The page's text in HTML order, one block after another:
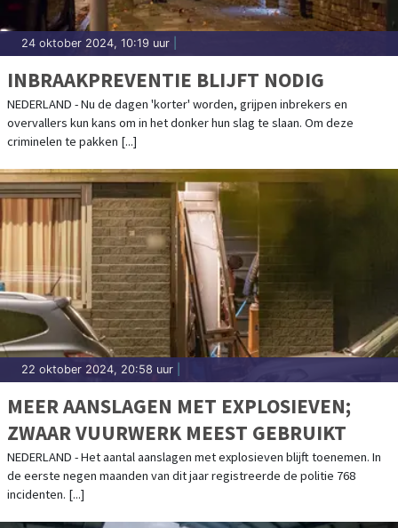
24 oktober 2024, 10:19 uur
INBRAAKPREVENTIE BLIJFT NODIG
NEDERLAND - Nu de dagen 'korter' worden, grijpen inbrekers en
overvallers kun kans om in het donker hun slag te slaan. Om deze
criminelen te pakken [...]
22 oktober 2024, 20:58 uur
MEER AANSLAGEN MET EXPLOSIEVEN;
ZWAAR VUURWERK MEEST GEBRUIKT
NEDERLAND - Het aantal aanslagen met explosieven blijft toenemen. In
de eerste negen maanden van dit jaar registreerde de politie 768
incidenten. [...]